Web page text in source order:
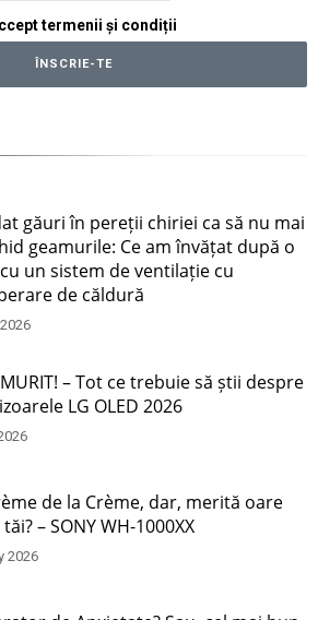
termenii și condiții
găuri în pereții chiriei ca să nu mai
geamurile: Ce am învățat după o
un sistem de ventilație cu
de căldură
– Tot ce trebuie să știi despre
LG OLED 2026
de la Crème, dar, merită oare
– SONY WH-1000XX
2026